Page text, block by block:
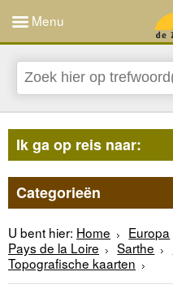
Menu
Ik ga op reis naar:
Categorieën
U bent hier: Home Europa
Pays de la Loire
Sarthe
Topografische kaarten